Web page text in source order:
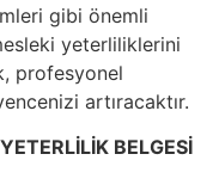
gibi önemli
yeterliliklerini
profesyonel
artıracaktır.
BELGESİ